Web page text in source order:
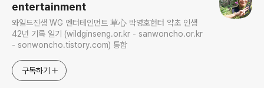
entertainment
와일드진생 WG 엔터테인먼트 草心 박영호헌터 약초 인생
42년 기록 일기 (wildginseng.or.kr - sanwoncho.or.kr
- sonwoncho.tistory.com) 통합
구독하기